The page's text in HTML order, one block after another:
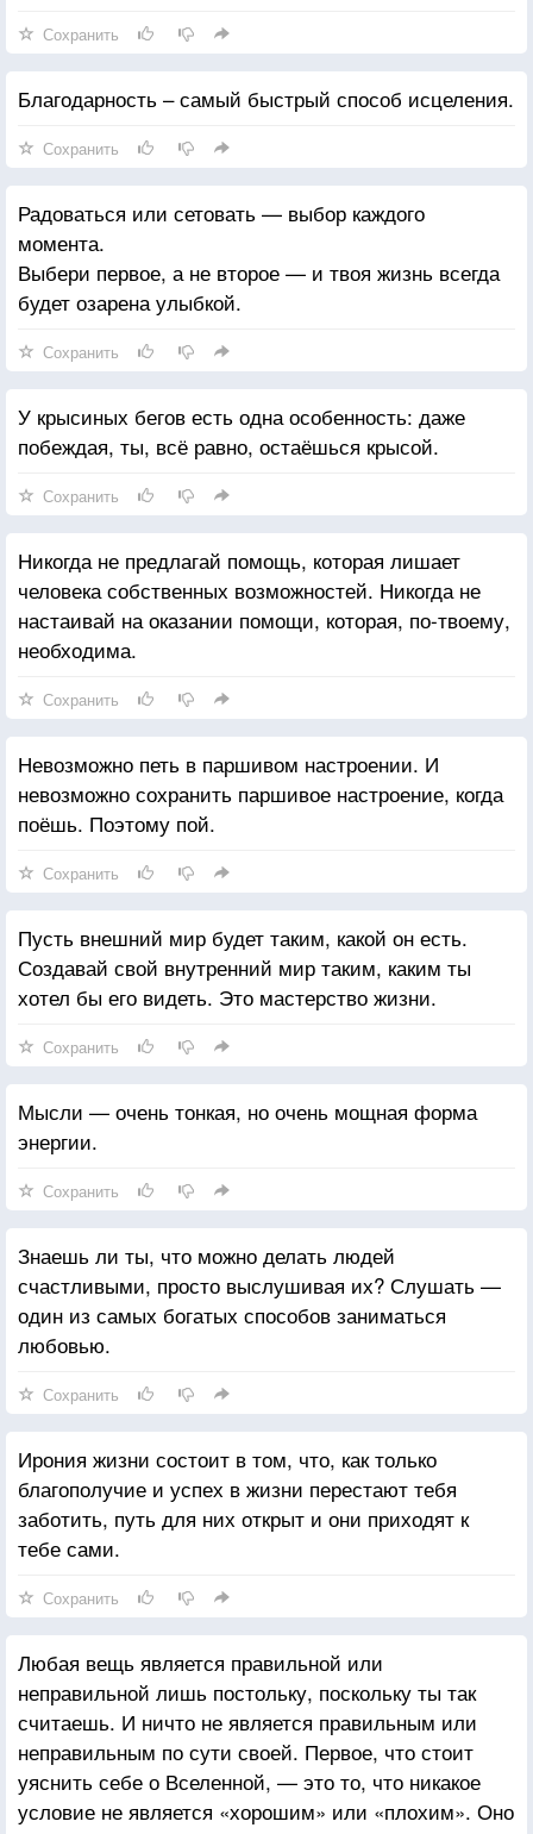
Сохранить
Благодарность – самый быстрый способ исцеления.
Сохранить
Радоваться или сетовать — выбор каждого
момента.
Выбери первое, а не второе — и твоя жизнь всегда
будет озарена улыбкой.
Сохранить
У крысиных бегов есть одна особенность: даже
побеждая, ты, всё равно, остаёшься крысой.
Сохранить
Никогда не предлагай помощь, которая лишает
человека собственных возможностей. Никогда не
настаивай на оказании помощи, которая, по-твоему,
необходима.
Сохранить
Невозможно петь в паршивом настроении. И
невозможно сохранить паршивое настроение, когда
поёшь. Поэтому пой.
Сохранить
Пусть внешний мир будет таким, какой он есть.
Создавай свой внутренний мир таким, каким ты
хотел бы его видеть. Это мастерство жизни.
Сохранить
Мысли — очень тонкая, но очень мощная форма
энергии.
Сохранить
Знаешь ли ты, что можно делать людей
счастливыми, просто выслушивая их? Слушать —
один из самых богатых способов заниматься
любовью.
Сохранить
Ирония жизни состоит в том, что, как только
благополучие и успех в жизни перестают тебя
заботить, путь для них открыт и они приходят к
тебе сами.
Сохранить
Любая вещь является правильной или
неправильной лишь постольку, поскольку ты так
считаешь. И ничто не является правильным или
неправильным по сути своей. Первое, что стоит
уяснить себе о Вселенной, — это то, что никакое
условие не является «хорошим» или «плохим». Оно